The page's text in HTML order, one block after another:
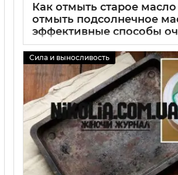
Как отмыть старое
отмыть подсолнечное
эффективные способы
одежды, тканей и
поверхностей
02 09 2025 0
Сила и выносливость